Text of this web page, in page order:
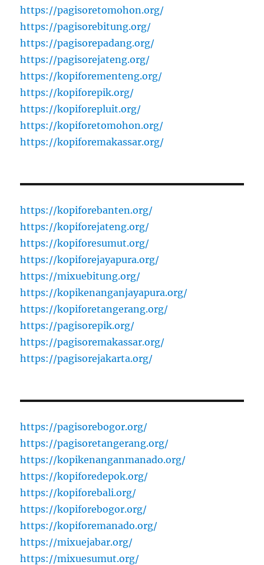
https://pagisoretomohon.org/
https://pagisorebitung.org/
https://pagisorepadang.org/
https://pagisorejateng.org/
https://kopiforementeng.org/
https://kopiforepik.org/
https://kopiforepluit.org/
https://kopiforetomohon.org/
https://kopiforemakassar.org/
https://kopiforebanten.org/
https://kopiforejateng.org/
https://kopiforesumut.org/
https://kopiforejayapura.org/
https://mixuebitung.org/
https://kopikenanganjayapura.org/
https://kopiforetangerang.org/
https://pagisorepik.org/
https://pagisoremakassar.org/
https://pagisorejakarta.org/
https://pagisorebogor.org/
https://pagisoretangerang.org/
https://kopikenanganmanado.org/
https://kopiforedepok.org/
https://kopiforebali.org/
https://kopiforebogor.org/
https://kopiforemanado.org/
https://mixuejabar.org/
https://mixuesumut.org/